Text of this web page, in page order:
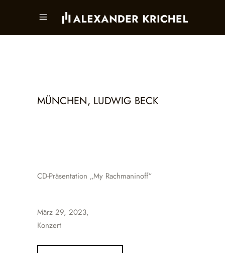
MÜNCHEN, LUDWIG BECK
CD-Präsentation „My Rachmaninoff“
März 29, 2023,
Konzert